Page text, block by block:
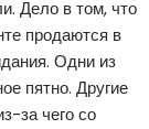
Дело в том, что
продаются в
Одни из
пятно. Другие
за чего со